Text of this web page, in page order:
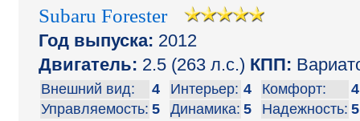
Subaru Forester
Год выпуска: 2012
Двигатель: 2.5 (263 л.с.) КПП:
Внешний вид: 4 Интерьер: 4 Комфорт:
4
Управляемость: 5 Динамика: 5 Надежность: 5